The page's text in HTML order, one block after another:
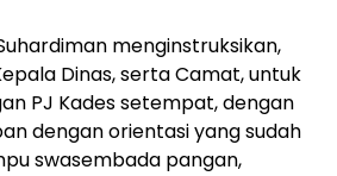
menginstruksikan,
Dinas, serta Camat, untuk
PJ Kades setempat, dengan
dengan orientasi yang sudah
swasembada pangan,